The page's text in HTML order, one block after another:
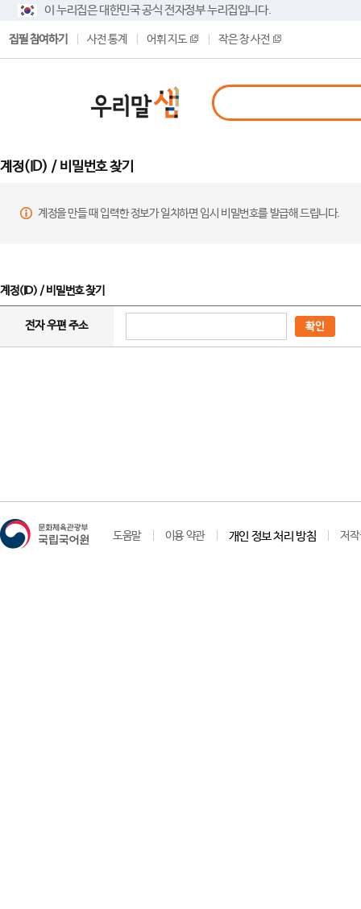
이 누리집은 대한민국 공식 전자정부 누리집입니다.
집필 참여하기 사전 통계 어휘 지도 작은 창 사전
계정(ID) / 비밀번호 찾기
계정을 만들 때 입력한 정보가 일치하면 임시 비밀번호를 발급해 드립니다.
계정(ID) / 비밀번호 찾기
전자 우편 주소 확인
도움말 이용 약관 개인 정보 처리 방침 저